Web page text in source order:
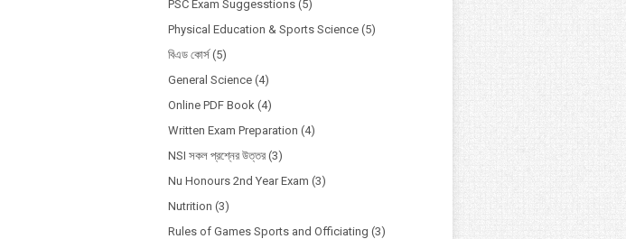
PSC Exam Suggesstions (5)
Physical Education & Sports Science (5)
বিএড কোর্স (5)
General Science (4)
Online PDF Book (4)
Written Exam Preparation (4)
NSI সকল প্রশ্নের উত্তর (3)
Nu Honours 2nd Year Exam (3)
Nutrition (3)
Rules of Games Sports and Officiating (3)